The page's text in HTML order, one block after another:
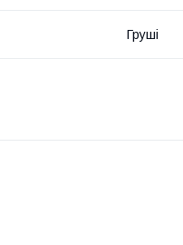
Груші